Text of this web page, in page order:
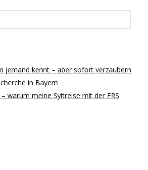
jemand kennt – aber sofort verzaubern
in Bayern
warum meine Syltreise mit der FRS